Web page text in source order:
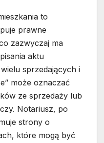
to
prawne
zazwyczaj ma
aktu
sprzedających i
może oznaczać
ze sprzedaży lub
Notariusz, po
strony o
które mogą być